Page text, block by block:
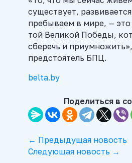
существует,
пребываем в мире, —
той Великой Победы,
сберечь и
предстоятель БПЦ.
belta.by
Поделиться в
← Предыдущая новость
Следующая новость →